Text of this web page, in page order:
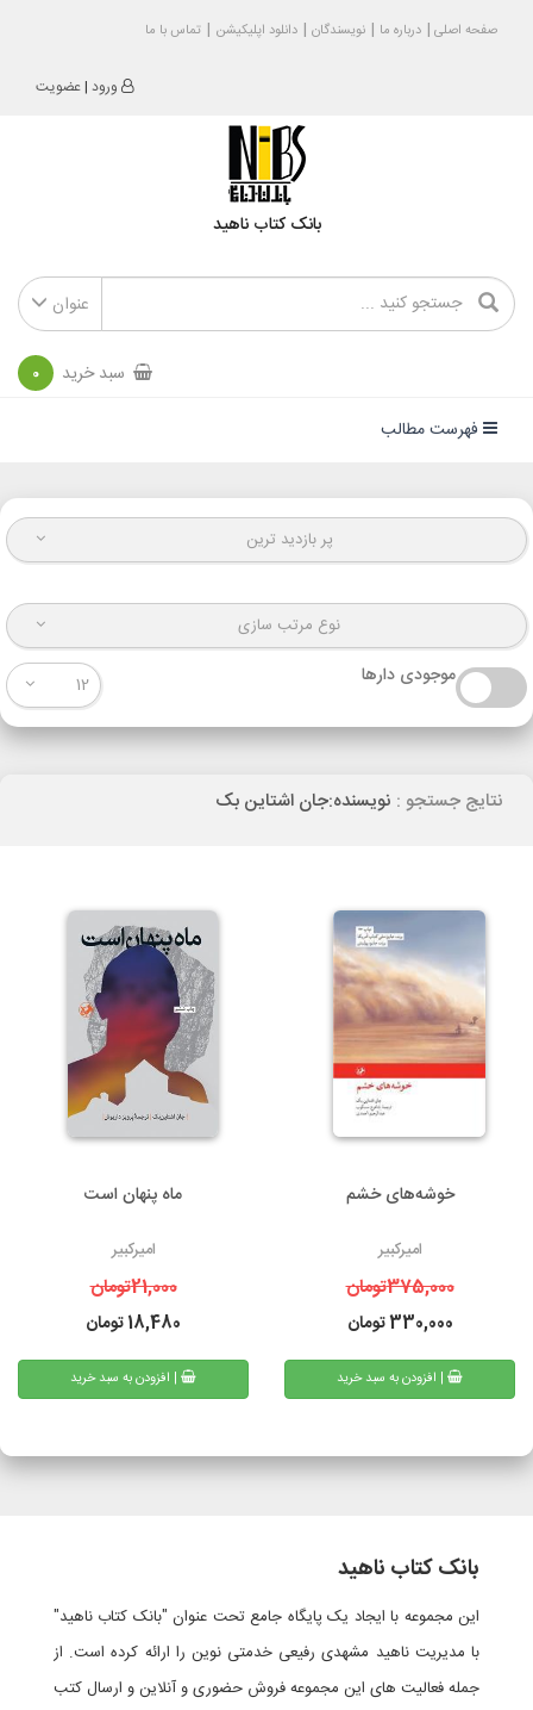
صفحه اصلی درباره ما نویسندگان دانلود اپلیکیشن تماس با ما
ورود |عضویت
بانک کتاب ناهید
عنوان
سبد خرید 0
فهرست مطالب
پر بازدید ترین
نوع مرتب سازی
موجودی دارها 12
نتایج جستجو : نویسنده:جان اشتاین بک
خوشه‌های خشم
امیرکبیر
375,000تومان
330,000تومان
| افزودن به سبد خرید
ماه پنهان است
امیرکبیر
21,000تومان
18,480تومان
| افزودن به سبد خرید
بانک کتاب ناهید
این مجموعه با ایجاد یک پایگاه جامع تحت عنوان "بانک کتاب ناهید"
با مدیریت ناهید مشهدی رفیعی خدمتی نوین را ارائه کرده است. از
جمله فعالیت های این مجموعه فروش حضوری و آنلاین و ارسال کتب